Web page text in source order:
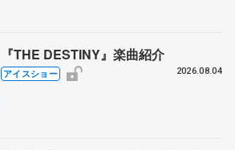
『THE DESTINY』楽曲紹介
アイスショー 2026.08.04